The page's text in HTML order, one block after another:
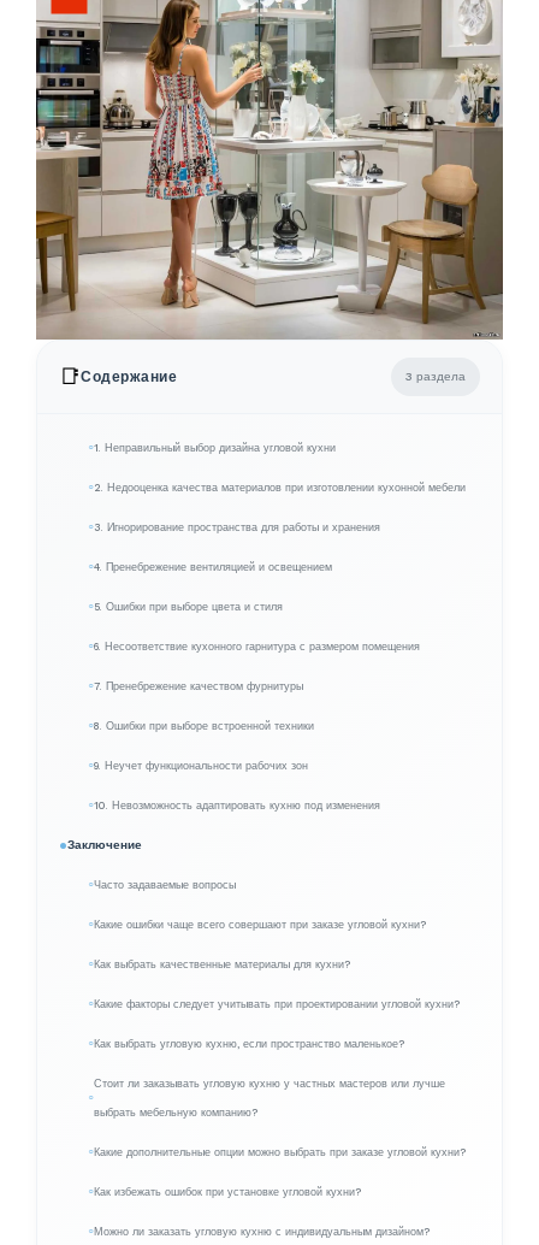
📑Содержание 3 раздела
1. Неправильный выбор дизайна угловой кухни
2. Недооценка качества материалов при изготовлении кухонной мебели
3. Игнорирование пространства для работы и хранения
4. Пренебрежение вентиляцией и освещением
5. Ошибки при выборе цвета и стиля
6. Несоответствие кухонного гарнитура с размером помещения
7. Пренебрежение качеством фурнитуры
8. Ошибки при выборе встроенной техники
9. Неучет функциональности рабочих зон
10. Невозможность адаптировать кухню под изменения
Заключение
Часто задаваемые вопросы
Какие ошибки чаще всего совершают при заказе угловой кухни?
Как выбрать качественные материалы для кухни?
Какие факторы следует учитывать при проектировании угловой кухни?
Как выбрать угловую кухню, если пространство маленькое?
Стоит ли заказывать угловую кухню у частных мастеров или лучше
выбрать мебельную компанию?
Какие дополнительные опции можно выбрать при заказе угловой кухни?
Как избежать ошибок при установке угловой кухни?
Можно ли заказать угловую кухню с индивидуальным дизайном?